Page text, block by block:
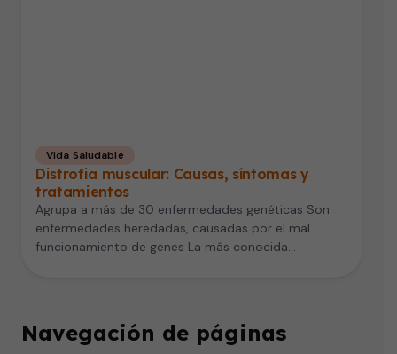
Vida Saludable
Distrofia muscular: Causas, síntomas y
tratamientos
Agrupa a más de 30 enfermedades genéticas Son
enfermedades heredadas, causadas por el mal
funcionamiento de genes La más conocida…
Navegación de páginas